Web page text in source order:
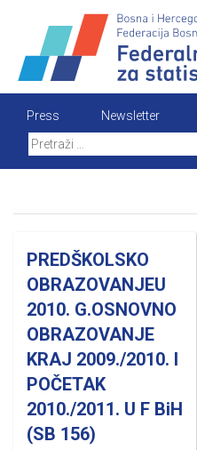
content
Press Newsletter
PREDŠKOLSKO
OBRAZOVANJEU
2010. G.OSNOVNO
OBRAZOVANJE
KRAJ 2009./2010. I
POČETAK
2010./2011. U F BiH
(SB 156)